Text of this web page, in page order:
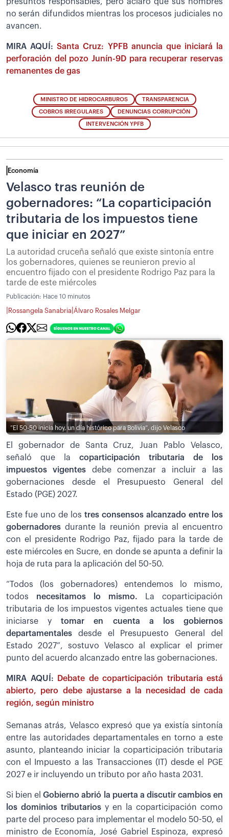
presuntos responsables, pero aclaró que sus nombres
no serán difundidos mientras los procesos judiciales no
avancen.
MIRA AQUÍ:Santa Cruz: YPFB anuncia que iniciará la
perforación del pozo Junín-9D para recuperar reservas
remanentes de gas
MINISTRO DE HIDROCARBUROS TRANSPARENCIA
COBROS IRREGULARES DENUNCIAS CORRUPCIÓN
INTERVENCIÓN YPFB
Economía
Velasco tras reunión de
gobernadores: “La coparticipación
tributaria de los impuestos tiene
que iniciar en 2027”
La autoridad cruceña señaló que existe sintonía entre
los gobernadores, quienes se reunieron previo al
encuentro fijado con el presidente Rodrigo Paz para la
tarde de este miércoles
Publicación: Hace 10 minutos
Rossangela Sanabria Álvaro Rosales Melgar
“El 50-50 inicia hoy, un día histórico para Bolivia”, dijo Velasco
El gobernador de Santa Cruz, Juan Pablo Velasco,
señaló que la coparticipación tributaria de los
impuestos vigentes debe comenzar a incluir a las
gobernaciones desde el Presupuesto General del
Estado (PGE) 2027.
Este fue uno de los tres consensos alcanzado entre los
gobernadores durante la reunión previa al encuentro
con el presidente Rodrigo Paz, fijado para la tarde de
este miércoles en Sucre, en donde se apunta a definir la
hoja de ruta para la aplicación del 50-50.
“Todos (los gobernadores) entendemos lo mismo,
todos necesitamos lo mismo. La coparticipación
tributaria de los impuestos vigentes actuales tiene que
iniciarse y tomar en cuenta a los gobiernos
departamentales desde el Presupuesto General del
Estado 2027”, sostuvo Velasco al explicar el primer
punto del acuerdo alcanzado entre las gobernaciones.
MIRA AQUÍ:
Debate de coparticipación tributaria está
abierto, pero debe ajustarse a la necesidad de cada
región, según ministro
Semanas atrás, Velasco expresó que ya existía sintonía
entre las autoridades departamentales en torno a este
asunto, planteando iniciar la coparticipación tributaria
con el Impuesto a las Transacciones (IT) desde el PGE
2027 e ir incluyendo un tributo por año hasta 2031.
Si bien elGobierno abrió la puerta a discutir cambios en
los dominios tributarios y en la coparticipación como
parte del proceso para implementar el modelo 50-50, el
ministro de Economía, José Gabriel Espinoza, expresó